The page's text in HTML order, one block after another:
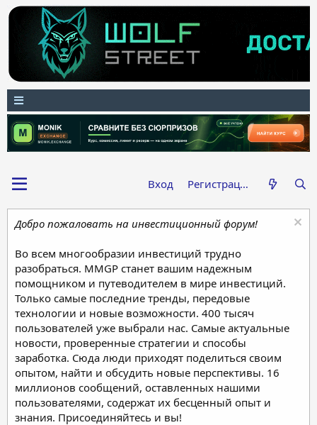
Вход Регистрация
Добро пожаловать на инвестиционный форум!
Во всем многообразии инвестиций трудно
разобраться. MMGP станет вашим надежным
помощником и путеводителем в мире инвестиций.
Только самые последние тренды, передовые
технологии и новые возможности. 400 тысяч
пользователей уже выбрали нас. Самые актуальные
новости, проверенные стратегии и способы
заработка. Сюда люди приходят поделиться своим
опытом, найти и обсудить новые перспективы. 16
миллионов сообщений, оставленных нашими
пользователями, содержат их бесценный опыт и
знания. Присоединяйтесь и вы!